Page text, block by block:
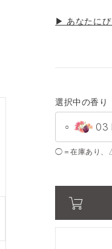
▶ あなたにぴ
選択中の香り
○ 03
○
◯＝在庫あり、